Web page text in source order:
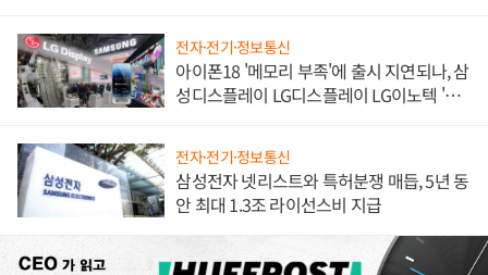
전자·전기·정보통신
아이폰18 '메모리 부족'에 출시 지연되나, 삼
성디스플레이 LG디스플레이 LG이노텍 '탈
전자·전기·정보통신
삼성전자 넷리스트와 특허분쟁 매듭, 5년 동
안 최대 1.3조 라이선스비 지급